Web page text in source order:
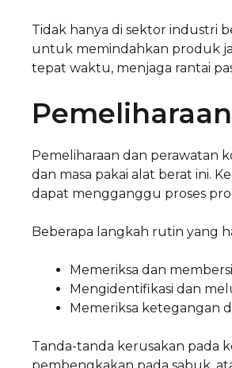
Tidak hanya di sektor industri
untuk memindahkan produk
tepat waktu, menjaga rantai
Pemeliharaan dan perawatan
dan masa pakai alat berat ini.
dapat mengganggu proses
Beberapa langkah rutin yang
Memeriksa dan
Mengidentifikasi dan
Memeriksa ketegangan
Tanda-tanda kerusakan pada